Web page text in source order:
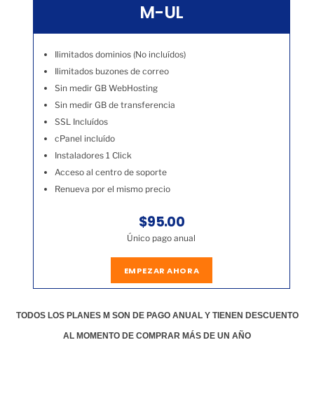
M-UL
Ilimitados dominios (No incluídos)
Ilimitados buzones de correo
Sin medir GB WebHosting
Sin medir GB de transferencia
SSL Incluídos
cPanel incluído
Instaladores 1 Click
Acceso al centro de soporte
Renueva por el mismo precio
$95.00
Único pago anual
EMPEZAR AHORA
TODOS LOS PLANES M SON DE PAGO ANUAL Y TIENEN DESCUENTO
AL MOMENTO DE COMPRAR MÁS DE UN AÑO